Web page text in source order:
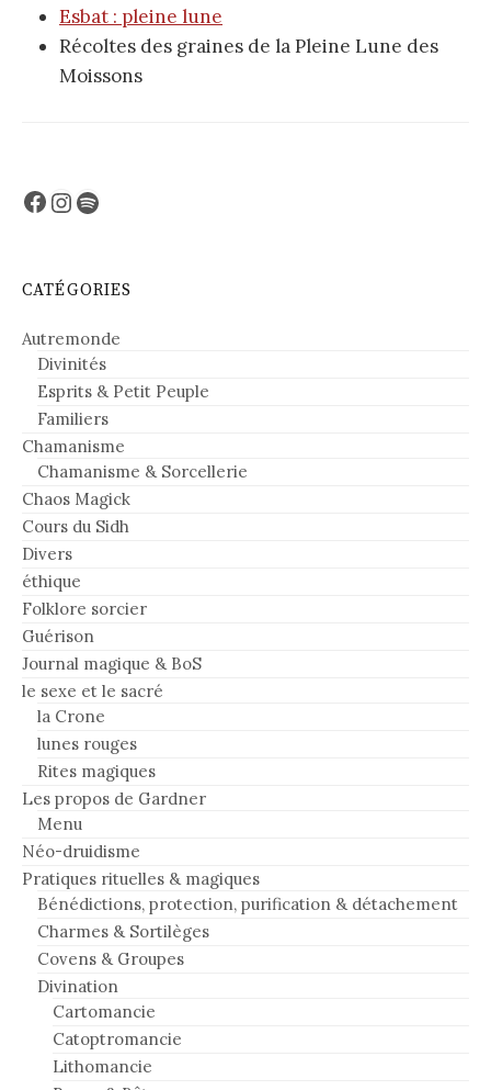
Esbat : pleine lune
Récoltes des graines de la Pleine Lune des
Moissons
Facebook
Instagram
Spotify
CATÉGORIES
Autremonde
Divinités
Esprits & Petit Peuple
Familiers
Chamanisme
Chamanisme & Sorcellerie
Chaos Magick
Cours du Sidh
Divers
éthique
Folklore sorcier
Guérison
Journal magique & BoS
le sexe et le sacré
la Crone
lunes rouges
Rites magiques
Les propos de Gardner
Menu
Néo-druidisme
Pratiques rituelles & magiques
Bénédictions, protection, purification & détachement
Charmes & Sortilèges
Covens & Groupes
Divination
Cartomancie
Catoptromancie
Lithomancie